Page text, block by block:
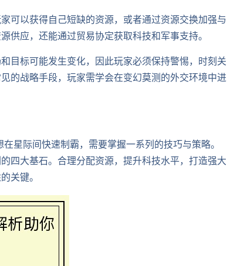
可以获得自己短缺的资源，或者通过资源交换加强与
供应，还能通过贸易协定获取科技和军事支持。
目标可能发生变化，因此玩家必须保持警惕，时刻关
的战略手段，玩家需学会在变幻莫测的外交环境中进
星际间快速制霸，需要掌握一系列的技巧与策略。
四大基石。合理分配资源，提升科技水平，打造强大
关键。